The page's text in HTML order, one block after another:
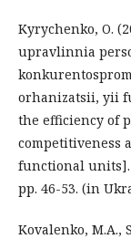
Kyrychenko, O.
upravlinnia
orhanizatsii, yii
the efficiency of
competitiveness
functional units].
рр. 46-53. (in
Kovalenko, M.A.,